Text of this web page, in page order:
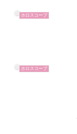
ホロスコープ
ホロスコープ